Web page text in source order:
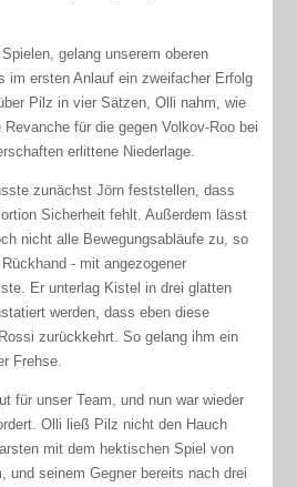
gelang unserem oberen
im ersten Anlauf ein zweifacher Erfolg
Pilz in vier Sätzen, Olli nahm, wie
für die gegen Volkov-Roo bei
erlittene Niederlage.
zunächst Jörn feststellen, dass
Sicherheit fehlt. Außerdem lässt
nicht alle Bewegungsabläufe zu, so
- mit angezogener
Er unterlag Kistel in drei glatten
werden, dass eben diese
zurückkehrt. So gelang ihm ein
Frehse.
für unser Team, und nun war wieder
Olli ließ Pilz nicht den Hauch
mit dem hektischen Spiel von
und seinem Gegner bereits nach drei